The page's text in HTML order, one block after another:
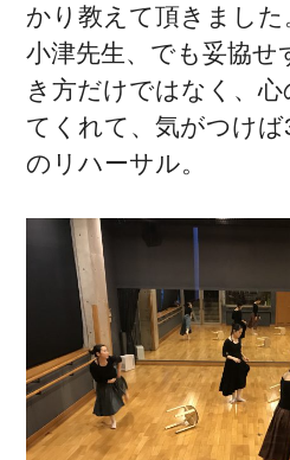
かり教えて頂きまし
小津先生、でも妥協せ
き方だけではなく、
てくれて、気がつけば
のリハーサル。